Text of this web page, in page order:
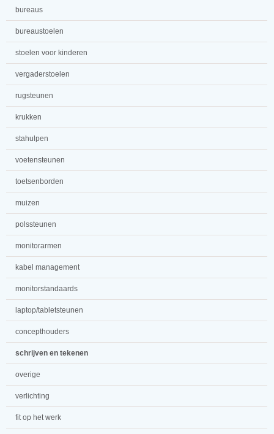
bureaus
bureaustoelen
stoelen voor kinderen
vergaderstoelen
rugsteunen
krukken
stahulpen
voetensteunen
toetsenborden
muizen
polssteunen
monitorarmen
kabel management
monitorstandaards
laptop/tabletsteunen
concepthouders
schrijven en tekenen
overige
verlichting
fit op het werk